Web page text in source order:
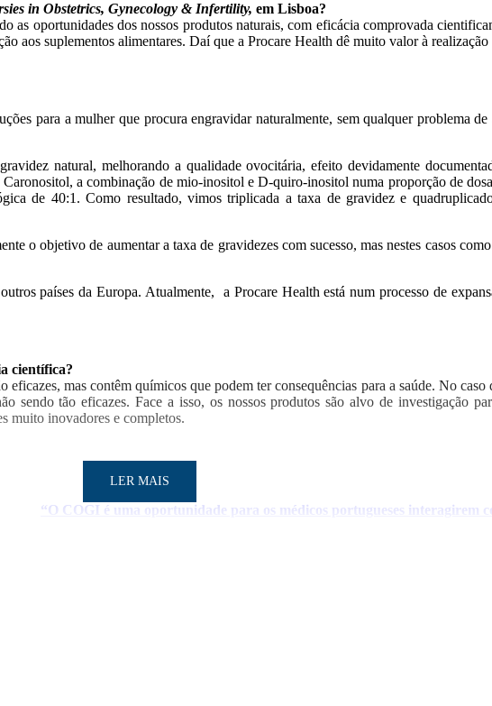
in Obstetrics, Gynecology & Infertility,em Lisboa?
as oportunidades dos nossos produtos naturais, com eficácia comprovada
aos suplementos alimentares. Daí que a Procare Health dê muito valor à
para a mulher que procura engravidar naturalmente, sem qualquer problema
natural, melhorando a qualidade ovocitária, efeito devidamente
a combinação de mio-inositol e D-quiro-inositol numa proporção de
de 40:1. Como resultado, vimos triplicada a taxa de gravidez e
o objetivo de aumentar a taxa de gravidezes com sucesso, mas nestes casos
países da Europa. Atualmente, a Procare Health está num processo de
científica?
mas contêm químicos que podem ter consequências para a saúde. No
sendo tão eficazes. Face a isso, os nossos produtos são alvo de investigação
muito inovadores e completos.
“O COGI é uma oportunidade para os médicos portugueses interagirem
LER MAIS